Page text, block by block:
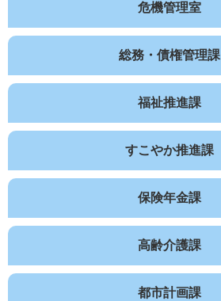
危機管理室
総務・債権管理課
福祉推進課
すこやか推進課
保険年金課
高齢介護課
都市計画課